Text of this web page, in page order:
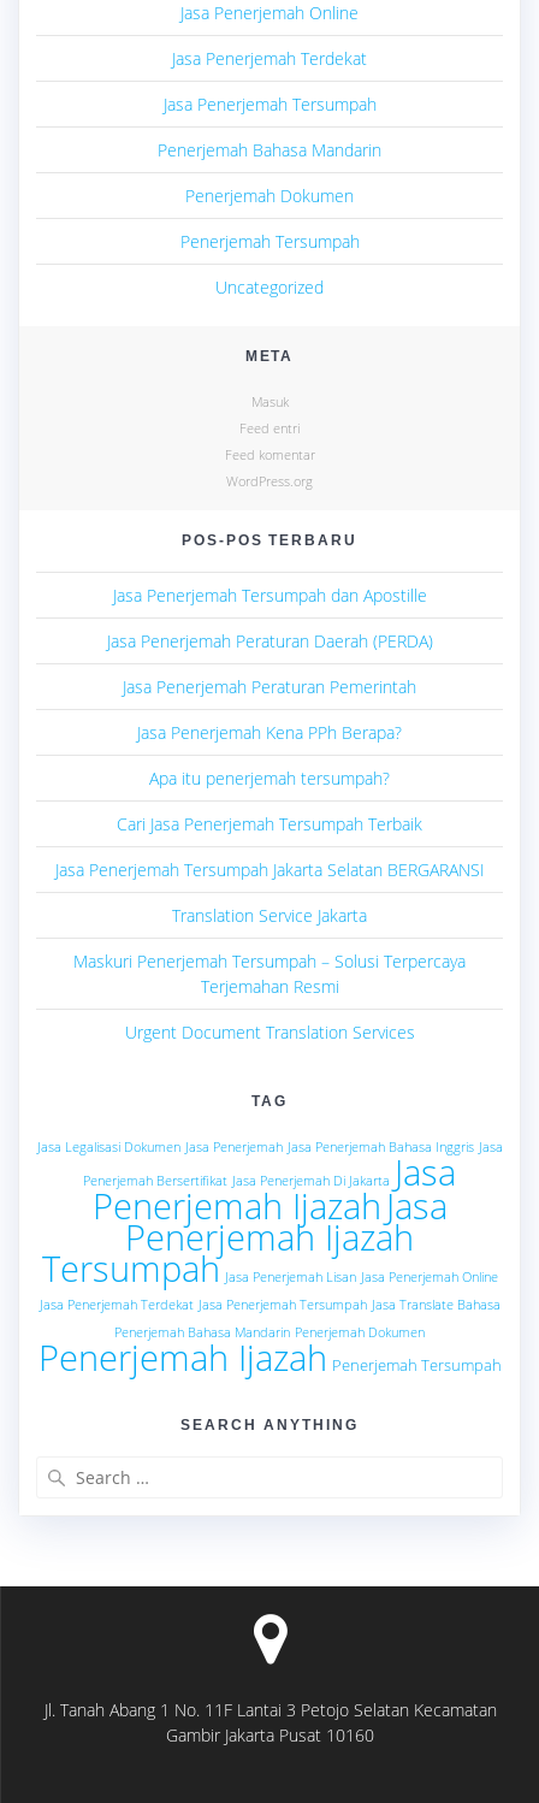
Jasa Penerjemah Online
Jasa Penerjemah Terdekat
Jasa Penerjemah Tersumpah
Penerjemah Bahasa Mandarin
Penerjemah Dokumen
Penerjemah Tersumpah
Uncategorized
META
Masuk
Feed entri
Feed komentar
WordPress.org
POS-POS TERBARU
Jasa Penerjemah Tersumpah dan Apostille
Jasa Penerjemah Peraturan Daerah (PERDA)
Jasa Penerjemah Peraturan Pemerintah
Jasa Penerjemah Kena PPh Berapa?
Apa itu penerjemah tersumpah?
Cari Jasa Penerjemah Tersumpah Terbaik
Jasa Penerjemah Tersumpah Jakarta Selatan BERGARANSI
Translation Service Jakarta
Maskuri Penerjemah Tersumpah – Solusi Terpercaya
Terjemahan Resmi
Urgent Document Translation Services
TAG
Jasa Legalisasi Dokumen Jasa Penerjemah Jasa Penerjemah Bahasa Inggris Jasa
Penerjemah Bersertifikat Jasa Penerjemah Di Jakarta Jasa
Penerjemah Ijazah Jasa
Penerjemah Ijazah
Tersumpah Jasa Penerjemah Lisan Jasa Penerjemah Online
Jasa Penerjemah Terdekat Jasa Penerjemah Tersumpah Jasa Translate Bahasa
Penerjemah Bahasa Mandarin Penerjemah Dokumen
Penerjemah Ijazah Penerjemah Tersumpah
SEARCH ANYTHING
Jl. Tanah Abang 1 No. 11F Lantai 3 Petojo Selatan Kecamatan
Gambir Jakarta Pusat 10160